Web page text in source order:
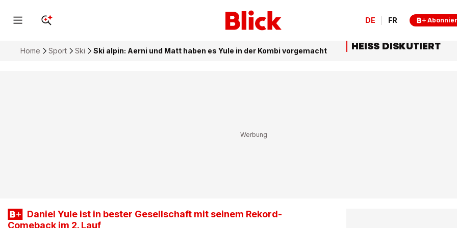
DE FR
Home Sport Ski Ski alpin: Aerni und Matt haben es Yule in der Kombi vorgemacht
Daniel Yule ist in bester Gesellschaft mit seinem Rekord-
Comeback im 2. Lauf
HEISS DISKUTIERT